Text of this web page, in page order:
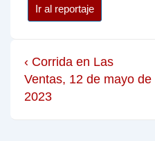
Ir al reportaje
‹ Corrida en Las
Ventas, 12 de mayo de
2023